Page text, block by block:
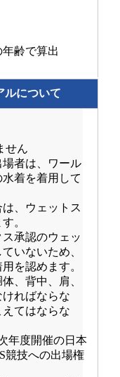
齢で算出
ルについて
せん
者は、ワール
着を着用して
は、ウェットス
。
承認のウェッ
いないため、
を認めます。
、背中、肩、
ればならな
てはならな
年度開催の日本
競技への出場権